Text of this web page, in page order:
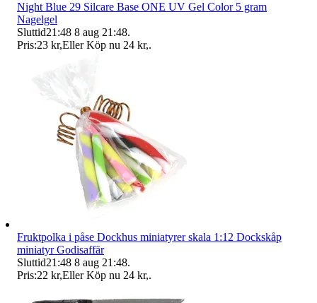
Night Blue 29 Silcare Base ONE UV Gel Color 5 gram
Nagelgel
Sluttid21:48 8 aug 21:48.
Pris:23 kr,Eller Köp nu 24 kr,.
Fruktpolka i påse Dockhus miniatyrer skala 1:12 Dockskåp
miniatyr Godisaffär
Sluttid21:48 8 aug 21:48.
Pris:22 kr,Eller Köp nu 24 kr,.